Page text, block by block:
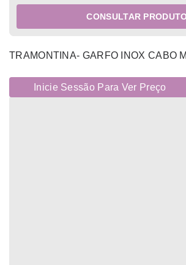
CONSULTAR
TRAMONTINA- GARFO INOX CABO
Inicie Sessão Para Ver Preço